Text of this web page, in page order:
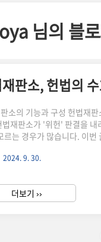
님의 블
판소, 헌법의
소의 기능과 구성 헌법재
법재판소가 '위헌' 판결을
르는 경우가 많습니다. 이
과 같은 사건들이 포함됩
헌법재판..
2024. 9. 30.
더보기 ››